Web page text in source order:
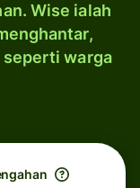
Wise ialah
seperti warga